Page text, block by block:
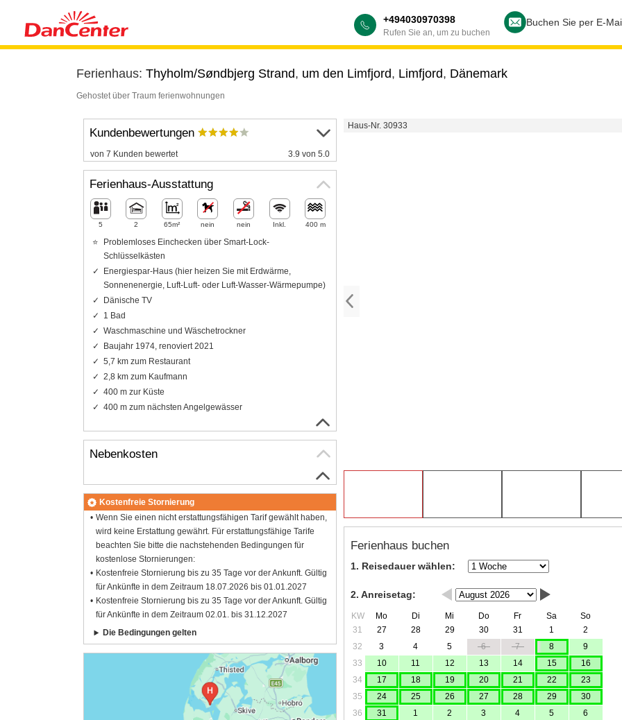
+494030970398
Rufen Sie an, um zu buchen
Buchen Sie per E-
Ferienhaus: Thyholm/Søndbjerg Strand, um den Limfjord, Limfjord, Dänemark
Gehostet über Traum ferienwohnungen
Haus-Nr. 30933
Ferienhaus buchen
1. Reisedauer wählen:
2. Anreisetag:
KW Mo Di Mi Do Fr Sa
So
31
27 28 29 30 31 1
2
32
3 4 5 6 7 8
9
33
10 11 12 13 14 15
16
34
17 18 19 20 21 22
23
35
24 25 26 27 28 29
30
36
31 1 2 3 4 5
6
Kundenbewertungen
von 7 Kunden bewertet 3.9 von 5.0
Ferienhaus-Ausstattung
5 2 65m² nein nein Inkl. 400 m
Problemloses Einchecken über Smart-Lock-
Schlüsselkästen
Energiespar-Haus (hier heizen Sie mit Erdwärme,
Sonnenenergie, Luft-Luft- oder Luft-Wasser-Wärmepumpe)
Dänische TV
1 Bad
Waschmaschine und Wäschetrockner
Baujahr 1974, renoviert 2021
5,7 km zum Restaurant
2,8 km zum Kaufmann
400 m zur Küste
400 m zum nächsten Angelgewässer
Nebenkosten
Kostenfreie Stornierung
Wenn Sie einen nicht erstattungsfähigen Tarif gewählt haben,
wird keine Erstattung gewährt. Für erstattungsfähige Tarife
beachten Sie bitte die nachstehenden Bedingungen für
kostenlose Stornierungen:
Kostenfreie Stornierung bis zu 35 Tage vor der Ankunft. Gültig
für Ankünfte in dem Zeitraum 18.07.2026 bis 01.01.2027
Kostenfreie Stornierung bis zu 35 Tage vor der Ankunft. Gültig
für Ankünfte in dem Zeitraum 02.01. bis 31.12.2027
Die Bedingungen gelten